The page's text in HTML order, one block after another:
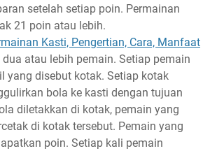
setelah setiap poin. Permainan
21 poin atau lebih.
Kasti, Pengertian, Cara, Manfaat
atau lebih pemain. Setiap pemain
yang disebut kotak. Setiap kotak
bola ke kasti dengan tujuan
diletakkan di kotak, pemain yang
di kotak tersebut. Pemain yang
poin. Setiap kali pemain